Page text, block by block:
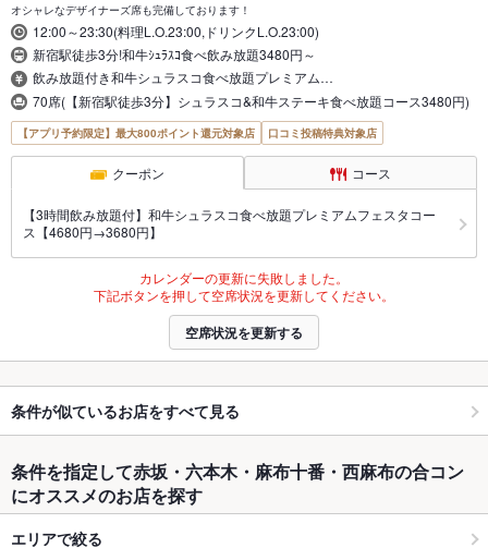
オシャレなデザイナーズ席も完備しております！
12:00～23:30(料理L.O.23:00,ドリンクL.O.23:00)
新宿駅徒歩3分!和牛ｼｭﾗｽｺ食べ飲み放題3480円～
飲み放題付き和牛シュラスコ食べ放題プレミアム…
70席(【新宿駅徒歩3分】シュラスコ&和牛ステーキ食べ放題コース3480円)
【アプリ予約限定】最大800ポイント還元対象店 口コミ投稿特典対象店
クーポン コース
【3時間飲み放題付】和牛シュラスコ食べ放題プレミアムフェスタコー
ス【4680円→3680円】
カレンダーの更新に失敗しました。
下記ボタンを押して空席状況を更新してください。
空席状況を更新する
条件が似ているお店をすべて見る
条件を指定して赤坂・六本木・麻布十番・西麻布の合コン
にオススメのお店を探す
エリアで絞る